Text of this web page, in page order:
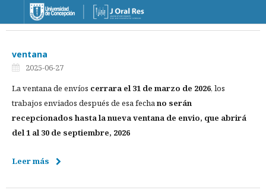
ventana
2025-06-27
La ventana de envíos cerrara el 31 de marzo de 2026, los
trabajos enviados después de esa fechano serán
recepcionados hasta la nueva ventana de envio, que abrirá
del 1 al 30 de septiembre, 2026
Leer más